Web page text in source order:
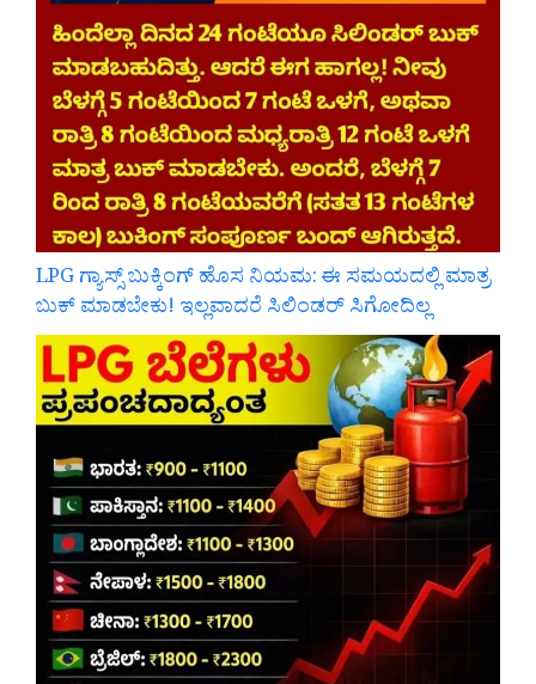
LPG ಗ್ಯಾಸ್ಸ್ ಬುಕ್ಕಿಂಗ್ ಹೊಸ ನಿಯಮ: ಈ ಸಮಯದಲ್ಲಿ ಮಾತ್ರ
ಬುಕ್ ಮಾಡಬೇಕು! ಇಲ್ಲವಾದರೆ ಸಿಲಿಂಡರ್ ಸಿಗೋದಿಲ್ಲ